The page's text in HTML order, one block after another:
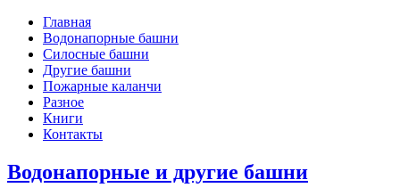
Главная
Водонапорные башни
Силосные башни
Другие башни
Пожарные каланчи
Разное
Книги
Контакты
Водонапорные и другие башни